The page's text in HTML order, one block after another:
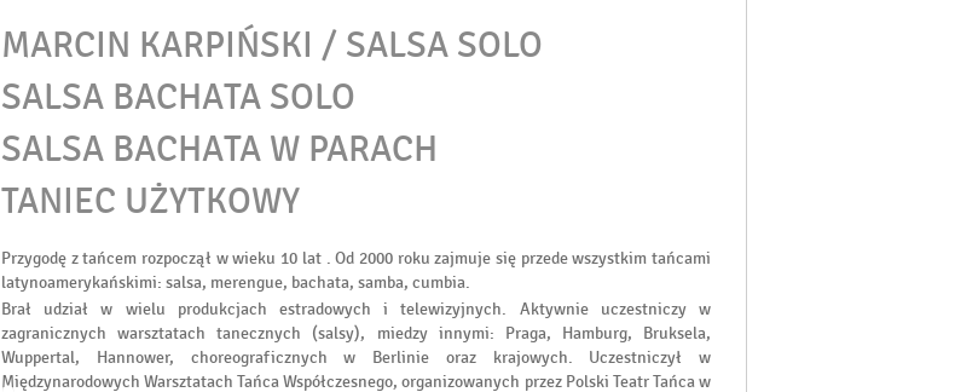
MARCIN KARPIŃSKI / SALSA SOLO
SALSA BACHATA SOLO
SALSA BACHATA W PARACH
TANIEC UŻYTKOWY
Przygodę z tańcem rozpoczął w wieku 10 lat . Od 2000 roku zajmuje się przede wszystkim tańcami
latynoamerykańskimi: salsa, merengue, bachata, samba, cumbia.
Brał udział w wielu produkcjach estradowych i telewizyjnych. Aktywnie uczestniczy w
zagranicznych warsztatach tanecznych (salsy), miedzy innymi: Praga, Hamburg, Bruksela,
Wuppertal, Hannower, choreograficznych w Berlinie oraz krajowych. Uczestniczył w
Międzynarodowych Warsztatach Tańca Współczesnego, organizowanych przez Polski Teatr Tańca w